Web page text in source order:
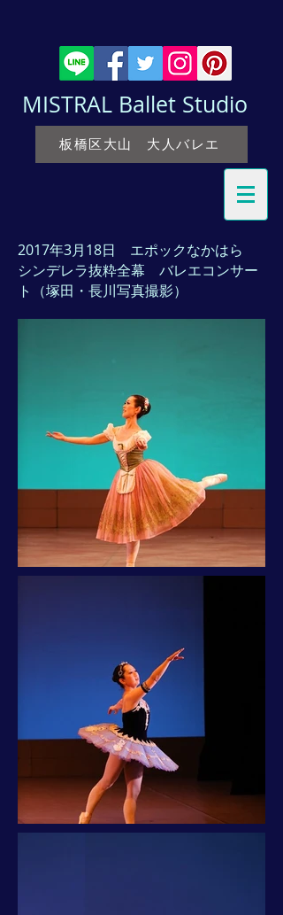
MISTRAL Ballet Studio
板橋区大山 大人バレエ
2017年3月18日 エポックなかはら
シンデレラ抜粋全幕 バレエコンサー
ト（塚田・長川写真撮影）